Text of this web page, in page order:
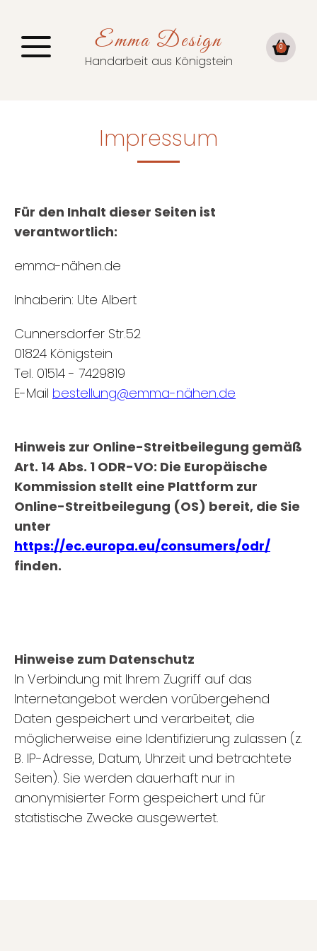
Emma Design
Handarbeit aus Königstein
0
Impressum
Für den Inhalt dieser Seiten ist
verantwortlich:
emma-nähen.de
Inhaberin: Ute Albert
Cunnersdorfer Str.52
01824 Königstein
Tel. 01514 - 7429819
E-Mail bestellung@emma-nähen.de
Hinweis zur Online-Streitbeilegung gemäß
Art. 14 Abs. 1 ODR-VO: Die Europäische
Kommission stellt eine Plattform zur
Online-Streitbeilegung (OS) bereit, die Sie
unter
https://ec.europa.eu/consumers/odr/
finden.
Hinweise zum Datenschutz
In Verbindung mit Ihrem Zugriff auf das
Internetangebot werden vorübergehend
Daten gespeichert und verarbeitet, die
möglicherweise eine Identifizierung zulassen (z.
B. IP-Adresse, Datum, Uhrzeit und betrachtete
Seiten). Sie werden dauerhaft nur in
anonymisierter Form gespeichert und für
statistische Zwecke ausgewertet.